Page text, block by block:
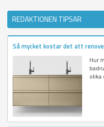
REDAKTIONEN TIPSAR
Så mycket kostar det att
Hur
olika